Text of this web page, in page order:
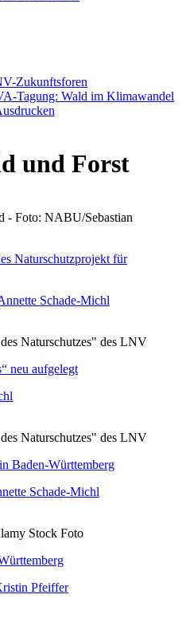
Zukunftsforen
Tagung: Wald im Klimawandel
und Forst
- Foto: NABU/Sebastian
Naturschutzprojekt für
Schade-Michl
Naturschutzes" des LNV
neu aufgelegt
Naturschutzes" des LNV
Baden-Württemberg
Schade-Michl
Stock Foto
Pfeiffer